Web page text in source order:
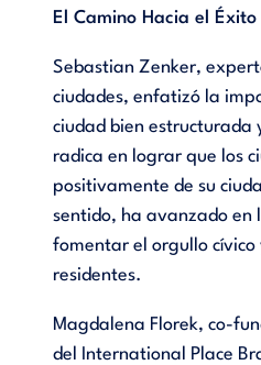
El Camino Hacia el
Sebastian Zenker,
ciudades, enfatizó la
ciudad bien estructurada
radica en lograr que los
positivamente de su
sentido, ha avanzado en
fomentar el orgullo cívico
residentes.
Magdalena Florek, co-
del International Place